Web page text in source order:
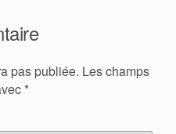
pas publiée. Les champs
*